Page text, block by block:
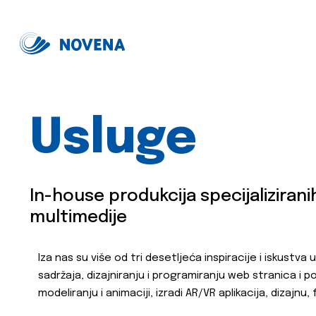
Usluge
In-house produkcija
multimedije
Iza nas su više od tri desetljeća inspiracije i iskustva
sadržaja, dizajniranju i programiranju web stranica i
modeliranju i animaciji, izradi AR/VR aplikacija,